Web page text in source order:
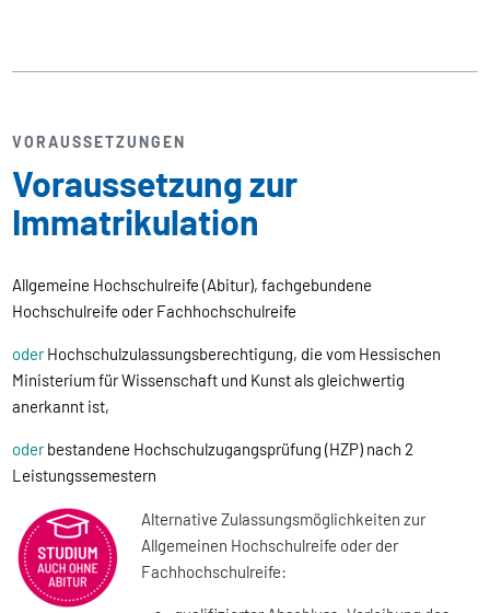
VORAUSSETZUNGEN
Voraussetzung zur
Immatrikulation
Allgemeine Hochschulreife (Abitur), fachgebundene
Hochschulreife oder Fachhochschulreife
oderHochschulzulassungsberechtigung, die vom Hessischen
Ministerium für Wissenschaft und Kunst als gleichwertig
anerkannt ist,
oderbestandene Hochschulzugangsprüfung (HZP) nach 2
Leistungssemestern
Alternative Zulassungsmöglichkeiten zur
Allgemeinen Hochschulreife oder der
Fachhochschulreife: